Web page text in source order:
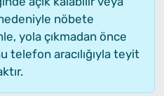
nöbete
yola çıkmadan önce
telefon aracılığıyla teyit